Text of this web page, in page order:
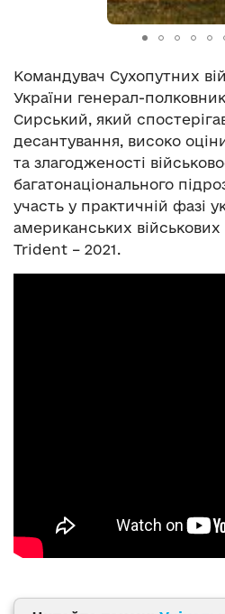
Командувач Сухопутних
України генерал-
Сирський, який
десантування, високо
та злагодженості
багатонаціонального
участь у практичній фазі
американських військових
Trident – 2021.